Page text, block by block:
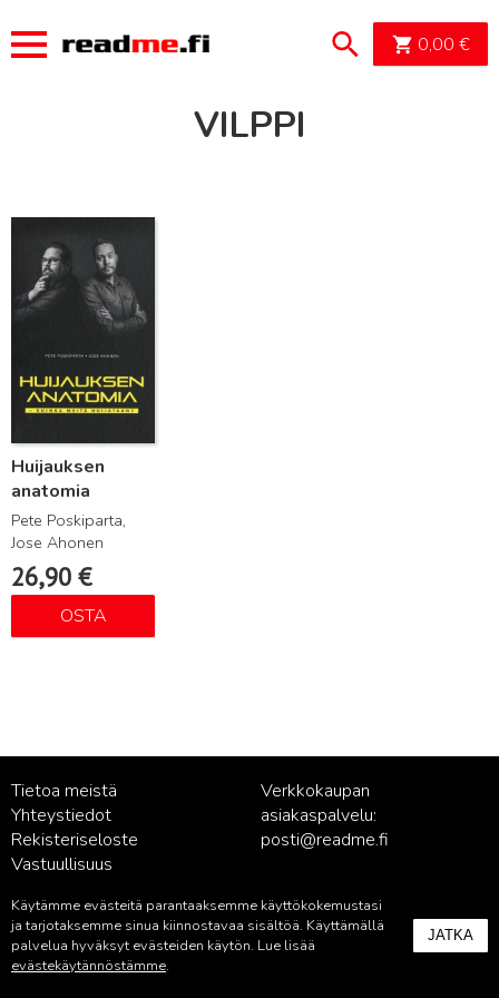
0,00 €
VILPPI
Huijauksen
anatomia
Pete Poskiparta,
Jose Ahonen
26,90 €
OSTA
Tietoa meistä
Yhteystiedot
Rekisteriseloste
Vastuullisuus
Verkkokaupan
asiakaspalvelu:
posti@readme.fi
Kustantamon asiakaspalvelu:
palvelu@readme.fi
Käytämme evästeitä parantaaksemme käyttökokemustasi
ja tarjotaksemme sinua kiinnostavaa sisältöä. Käyttämällä
palvelua hyväksyt evästeiden käytön. Lue lisää
evästekäytännöstämme.
JATKA